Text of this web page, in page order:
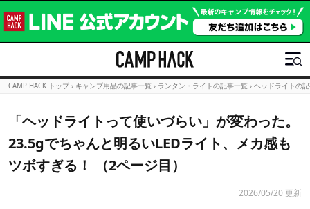
CAMP HACK トップ › キャンプ用品の記事一覧 › ランタン・ライトの記事一覧 › ヘッドライトの
「ヘッドライトって使いづらい」が変わった。
23.5gでちゃんと明るいLEDライト、メカ感も
ツボすぎる！ （2ページ目）
2026/05/20 更新